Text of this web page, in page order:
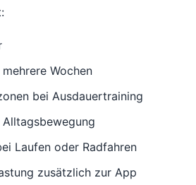
Wochen
bei Ausdauertraining
Laufen oder Radfahren
zusätzlich zur App